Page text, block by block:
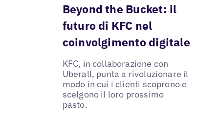
Beyond the Bucket: il
futuro di KFC nel
coinvolgimento digitale
KFC, in collaborazione con
Uberall, punta a rivoluzionare il
modo in cui i clienti scoprono e
scelgono il loro prossimo
pasto.